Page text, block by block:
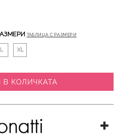
ТАБЛИЦА С РАЗМЕРИ
L XL
КОЛИЧКАТА